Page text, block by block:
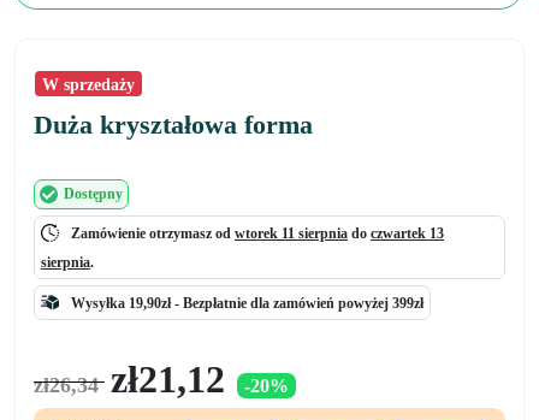
W sprzedaży
Duża kryształowa forma
Dostępny
Zamówienie otrzymasz od wtorek 11 sierpnia do czwartek 13
sierpnia.
Wysyłka 19,90zł - Bezpłatnie dla zamówień powyżej 399zł
zł26,34
Pierwotna
cena
zł21,12 cena-20%